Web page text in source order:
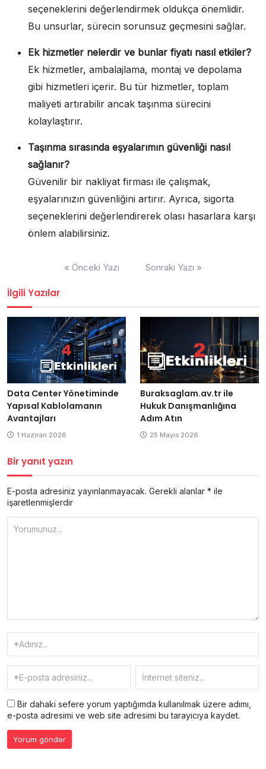
seçeneklerini değerlendirmek oldukça önemlidir.
Bu unsurlar, sürecin sorunsuz geçmesini sağlar.
Ek hizmetler nelerdir ve bunlar fiyatı nasıl etkiler?
Ek hizmetler, ambalajlama, montaj ve depolama
gibi hizmetleri içerir. Bu tür hizmetler, toplam
maliyeti artırabilir ancak taşınma sürecini
kolaylaştırır.
Taşınma sırasında eşyalarımın güvenliği nasıl
sağlanır?
Güvenilir bir nakliyat firması ile çalışmak,
eşyalarınızın güvenliğini artırır. Ayrıca, sigorta
seçeneklerini değerlendirerek olası hasarlara karşı
önlem alabilirsiniz.
« Önceki Yazı Sonraki Yazı »
İlgili Yazılar
Data Center Yönetiminde
Yapısal Kablolamanın
Avantajları
1 Haziran 2026
Buraksaglam.av.tr ile
Hukuk Danışmanlığına
Adım Atın
25 Mayıs 2026
Bir yanıt yazın
E-posta adresiniz yayınlanmayacak. Gerekli alanlar * ile
işaretlenmişlerdir
Bir dahaki sefere yorum yaptığımda kullanılmak üzere adımı,
e-posta adresimi ve web site adresimi bu tarayıcıya kaydet.